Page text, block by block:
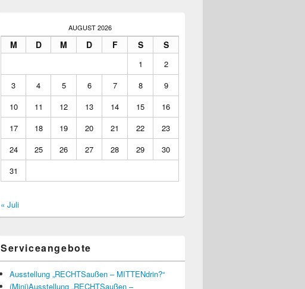
AUGUST 2026
M D M D F S S
1
2
3
4 5 6 7 8
9
10
11 12 13 14 15
16
17
18 19 20 21 22
23
24
25 26 27 28 29
30
31
« Juli
Serviceangebote
Ausstellung „RECHTSaußen – MITTENdrin?“
(Mini)Ausstellung „RECHTSaußen –